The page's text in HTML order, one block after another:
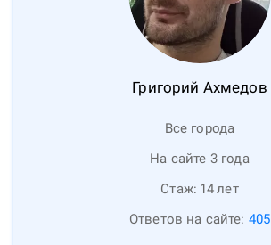
Григорий Ахмедов
Все города
На сайте 3 года
Стаж: 14лет
Ответов на сайте: 405